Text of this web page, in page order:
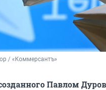
/ «Коммерсантъ»
Павлом